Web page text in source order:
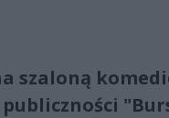
szaloną